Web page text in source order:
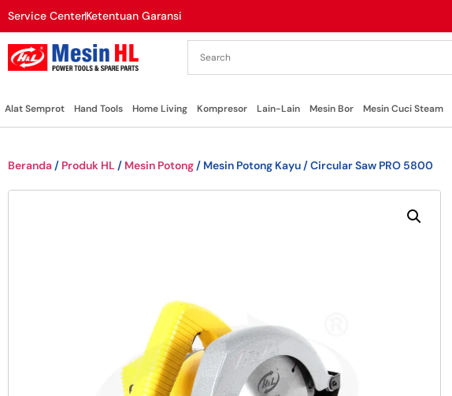
Service CenterKetentuan Garansi
Alat Semprot Hand Tools Home Living Kompresor Lain-Lain Mesin Bor Mesin Cuci Steam
Beranda / Produk HL / Mesin Potong / Mesin Potong Kayu / Circular Saw PRO 5800